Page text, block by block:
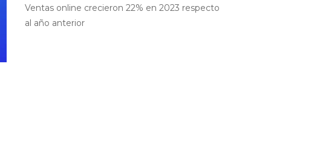
Ventas online crecieron 22% en 2023 respecto
al año anterior